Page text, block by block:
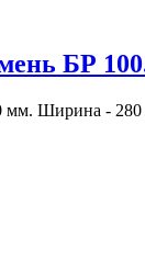
БР
мм. Ширина -